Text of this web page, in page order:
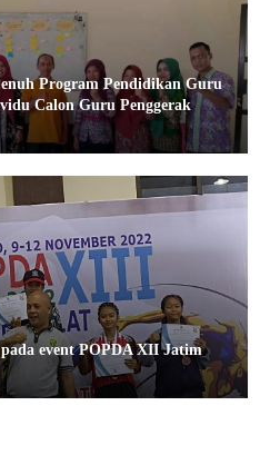
Program Pendidikan Guru
Calon Guru Penggerak
event POPDA XII Jatim